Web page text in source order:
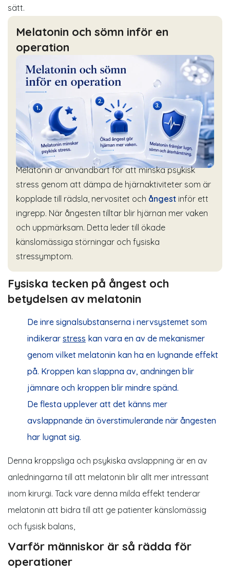
sätt.
Melatonin och sömn inför en
operation
Melatonin är användbart för att minskapsykisk
stress genom att dämpa de hjärnaktiviteter som är
kopplade till rädsla, nervositet och ångest inför ett
ingrepp. När ångesten tilltar blir hjärnan mer vaken
och uppmärksam. Detta leder till ökade
känslomässiga störningar och fysiska
stressymptom.
Fysiska tecken på ångest och
betydelsen av melatonin
De inre signalsubstanserna i nervsystemet som
indikerar stress kan vara en av de mekanismer
genom vilket melatonin kan ha en lugnande effekt
på. Kroppen kan slappna av, andningen blir
jämnare och kroppen blir mindre spänd.
De flesta upplever att det känns mer
avslappnande än överstimulerande när ångesten
har lugnat sig.
Denna kroppsliga och psykiska avslappning är en av
anledningarna till att melatonin blir allt mer intressant
inom kirurgi. Tack vare denna milda effekt tenderar
melatonin att bidra till att ge patienter känslomässig
och fysisk balans,
Varför människor är så rädda för
operationer